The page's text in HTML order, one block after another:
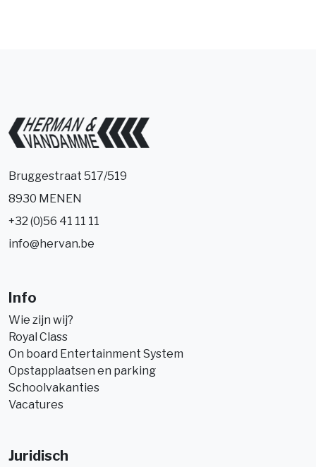
Bruggestraat 517/519
8930 MENEN
+32 (0)56 41 11 11
info@hervan.be
Info
Wie zijn wij?
Royal Class
On board Entertainment System
Opstapplaatsen en parking
Schoolvakanties
Vacatures
Juridisch